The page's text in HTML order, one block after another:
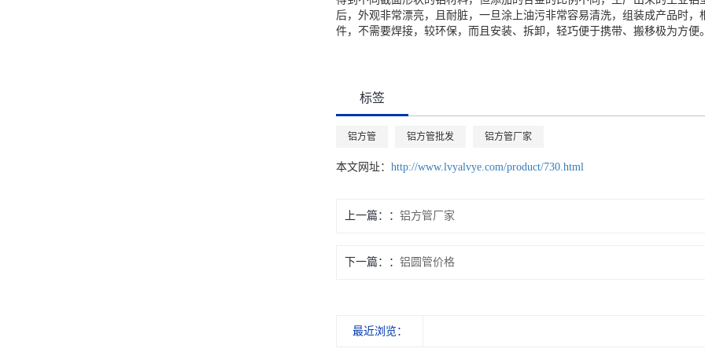
后，外观非常漂亮，且耐脏，一旦涂上油污非常容易清洗，组装成产品时
件，不需要焊接，较环保，而且安装、拆卸，轻巧便于携带、搬移极为方便
标签
铝方管 铝方管批发 铝方管厂家
本文网址： http://www.lvyalvye.com/product/730.html
上一篇： 铝方管厂家
下一篇： 铝圆管价格
最近浏览：